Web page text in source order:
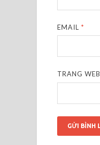
EMAIL*
TRANG WEB